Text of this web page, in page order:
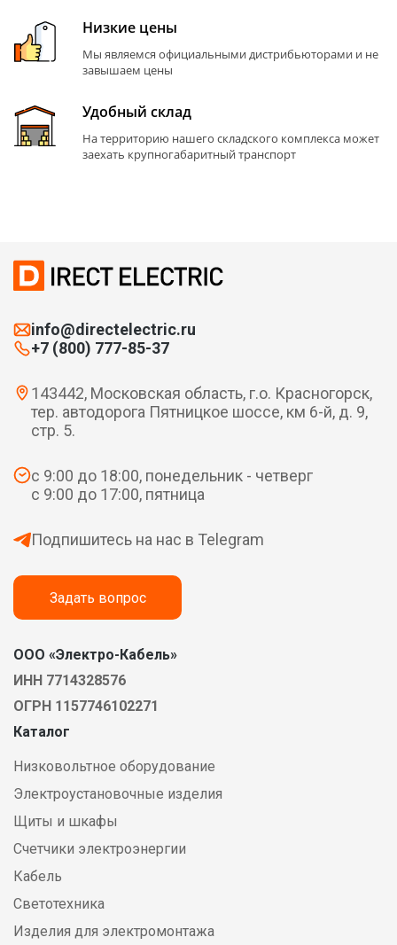
Низкие цены
Мы являемся официальными дистрибьюторами и не
завышаем цены
Удобный склад
На территорию нашего складского комплекса может
заехать крупногабаритный транспорт
info@directelectric.ru
+7 (800) 777-85-37
143442, Московская область, г.о. Красногорск,
тер. автодорога Пятницкое шоссе, км 6-й, д. 9,
стр. 5.
с 9:00 до 18:00, понедельник - четверг
с 9:00 до 17:00, пятница
Подпишитесь на нас в Telegram
Задать вопрос
ООО «Электро-Кабель»
ИНН 7714328576
ОГРН 1157746102271
Каталог
Низковольтное оборудование
Электроустановочные изделия
Щиты и шкафы
Счетчики электроэнергии
Кабель
Светотехника
Изделия для электромонтажа